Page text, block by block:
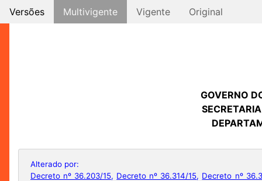
Versões Multivigente Vigente Original
GOVERNO
Alterado por:
Decreto nº 36.203/15, Decreto nº 36.314/15, Decreto nº